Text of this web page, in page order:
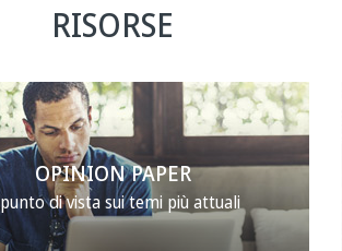
RISORSE
OPINION PAPER
di vista sui temi più attuali